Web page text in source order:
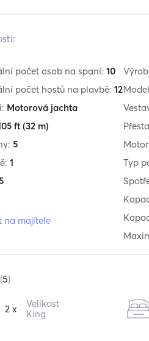
počet osob na spaní: 10
počet hostů na plavbě: 12
Motorová jachta
ft (32 m)
5
1
na majitele
Typ
5)
2 x
Velikost
King